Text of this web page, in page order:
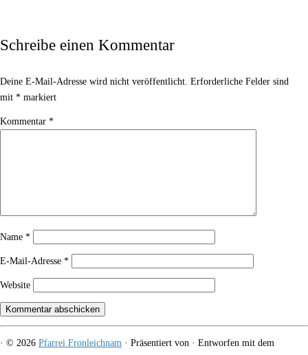
Schreibe einen Kommentar
Deine E-Mail-Adresse wird nicht veröffentlicht. Erforderliche Felder sind
mit * markiert
Kommentar *
Name *
E-Mail-Adresse *
Website
· © 2026 Pfarrei Fronleichnam · Präsentiert von · Entworfen mit dem